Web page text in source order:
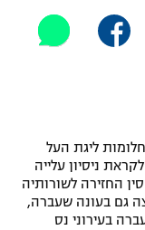
ליגת העל
ניסיון עלייה
החזירה לשורותיה
גם בעונה שעברה,
בעירוני נס